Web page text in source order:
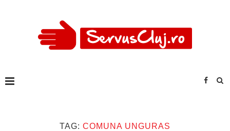
TAG: COMUNA UNGURAS